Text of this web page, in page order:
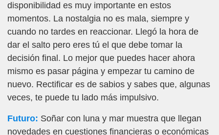
disponibilidad es muy importante en estos
momentos. La nostalgia no es mala, siempre y
cuando no tardes en reaccionar. Llegó la hora de
dar el salto pero eres tú el que debe tomar la
decisión final. Lo mejor que puedes hacer ahora
mismo es pasar página y empezar tu camino de
nuevo. Rectificar es de sabios y sabes que, algunas
veces, te puede tu lado más impulsivo.
Futuro: Soñar con luna y mar muestra que llegan
novedades en cuestiones financieras o económicas